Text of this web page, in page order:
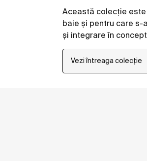
Această colecţie
baie şi pentru care s-
şi integrare în
Vezi întreaga colecție